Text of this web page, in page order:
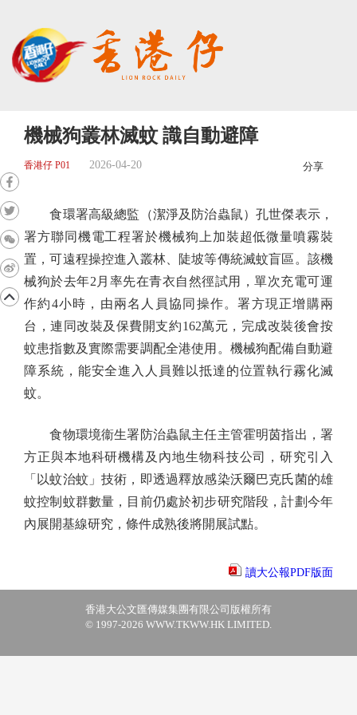
機械狗叢林滅蚊 識自動避障
香港仔 P01 2026-04-20 分享
食環署高級總監（潔淨及防治蟲鼠）孔世傑表示，
署方聯同機電工程署於機械狗上加裝超低微量噴霧裝
置，可遠程操控進入叢林、陡坡等傳統滅蚊盲區。該機
械狗於去年2月率先在青衣自然徑試用，單次充電可運
作約4小時，由兩名人員協同操作。署方現正增購兩
台，連同改裝及保費開支約162萬元，完成改裝後會按
蚊患指數及實際需要調配全港使用。機械狗配備自動避
障系統，能安全進入人員難以抵達的位置執行霧化滅
蚊。
食物環境衞生署防治蟲鼠主任主管霍明茵指出，署
方正與本地科研機構及內地生物科技公司，研究引入
「以蚊治蚊」技術，即透過釋放感染沃爾巴克氏菌的雄
蚊控制蚊群數量，目前仍處於初步研究階段，計劃今年
內展開基線研究，條件成熟後將開展試點。
讀大公報PDF版面
香港大公文匯傳媒集團有限公司版權所有
© 1997-2026 WWW.TKWW.HK LIMITED.